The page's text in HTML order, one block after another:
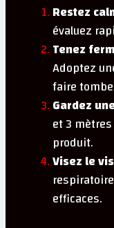
Restez
évaluez
Tenez
Adoptez
faire
Gardez
et 3
produit.
Visez le
efficaces.